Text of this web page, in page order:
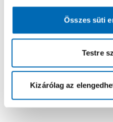
Összes süti
Testre
Kizárólag az